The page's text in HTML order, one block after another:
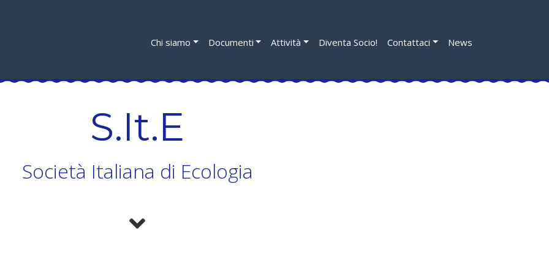
Chi siamo Documenti Attività Diventa Socio! Contattaci News
S.It.E
Società Italiana di Ecologia